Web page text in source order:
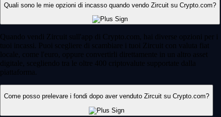
Quali sono le mie opzioni di incasso quando vendo Zircuit su Crypto.com?
Quando vendi Zircuit sull'app di Crypto.com, hai diverse opzioni per i
tuoi incassi. Puoi scegliere di scambiare i tuoi Zircuit con valuta fiat
locale, come l'euro, oppure convertirli direttamente in un altro asset
digitale, scegliendo tra le oltre 400 criptovalute supportate dalla
piattaforma.
Come posso prelevare i fondi dopo aver venduto Zircuit su Crypto.com?